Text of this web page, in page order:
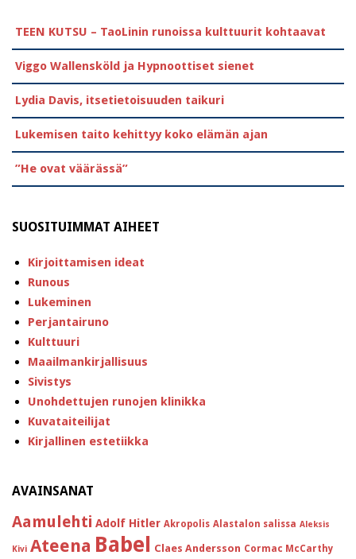
TEEN KUTSU – TaoLinin runoissa kulttuurit kohtaavat
Viggo Wallensköld ja Hypnoottiset sienet
Lydia Davis, itsetietoisuuden taikuri
Lukemisen taito kehittyy koko elämän ajan
”He ovat väärässä”
SUOSITUIMMAT AIHEET
Kirjoittamisen ideat
Runous
Lukeminen
Perjantairuno
Kulttuuri
Maailmankirjallisuus
Sivistys
Unohdettujen runojen klinikka
Kuvataiteilijat
Kirjallinen estetiikka
AVAINSANAT
Aamulehti Adolf Hitler Akropolis Alastalon salissa Aleksis
Kivi Ateena Babel Claes Andersson Cormac McCarthy